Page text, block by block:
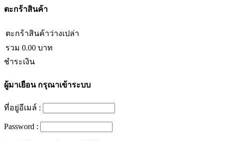
ตะกร้าสินค้า
ตะกร้าสินค้าว่างเปล่า
รวม 0.00 บาท
ชำระเงิน
ผู้มาเยือนกรุณาเข้าระบบ
ที่อยู่อีเมล์ :
Password :